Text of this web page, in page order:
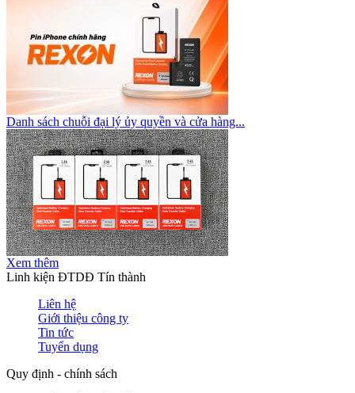
Danh sách chuỗi đại lý ủy quyền và cửa hàng...
Xem thêm
Linh kiện ĐTDĐ Tín thành
Liên hệ
Giới thiệu công ty
Tin tức
Tuyển dụng
Quy định - chính sách